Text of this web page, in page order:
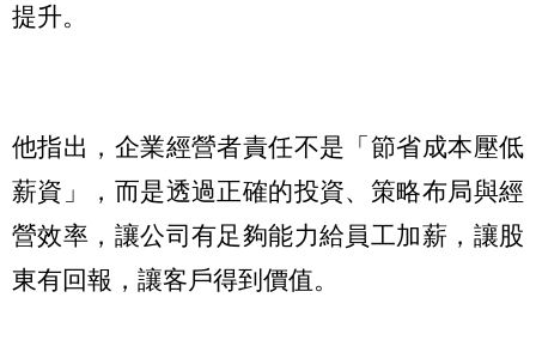
提升。
他指出，企業經營者責任不是「節省成本壓低
薪資」，而是透過正確的投資、策略布局與經
營效率，讓公司有足夠能力給員工加薪，讓股
東有回報，讓客戶得到價值。